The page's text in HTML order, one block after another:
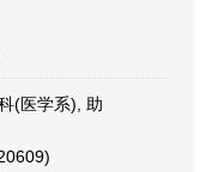
(医学系), 助